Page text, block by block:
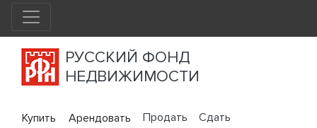
РУССКИЙ ФОНД
НЕДВИЖИМОСТИ
Купить Арендовать Продать
Сдать